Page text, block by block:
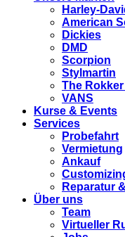
Harley-
American
Dickies
DMD
Scorpion
Stylmartin
The
VANS
Kurse & Events
Services
Probefahrt
Vermietung
Ankauf
Reparatur
Über uns
Team
Virtueller